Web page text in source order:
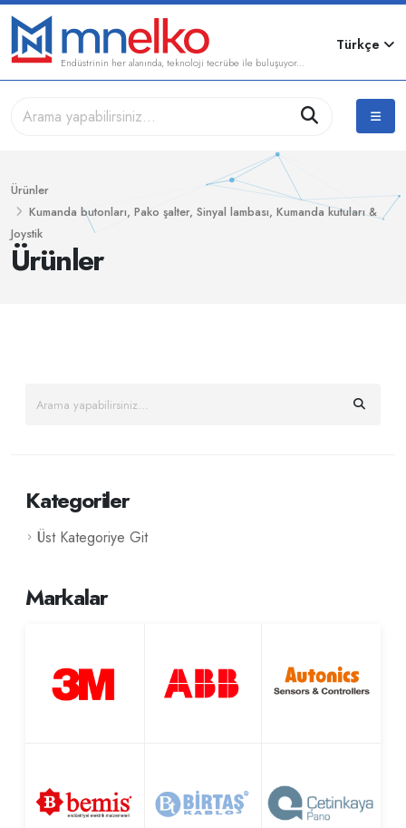
Endüstrinin her alanında, teknoloji tecrübe ile buluşuyor...
Türkçe
Ürünler
Ürünler
Kumanda butonları, Pako şalter, Sinyal lambası, Kumanda kutuları &
Joystik
Kategoriler
Üst Kategoriye Git
Markalar